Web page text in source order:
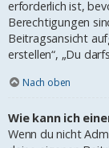
erforderlich ist,
Berechtigungen
Beitragsansicht
erstellen“, „Du
Nach oben
Wie kann ich
Wenn du nicht